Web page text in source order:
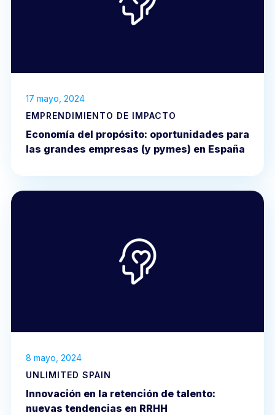
17 mayo, 2024
EMPRENDIMIENTO DE IMPACTO
Economía del propósito: oportunidades para
las grandes empresas (y pymes) en España
8 mayo, 2024
UNLIMITED SPAIN
Innovación en la retención de talento:
nuevas tendencias en RRHH